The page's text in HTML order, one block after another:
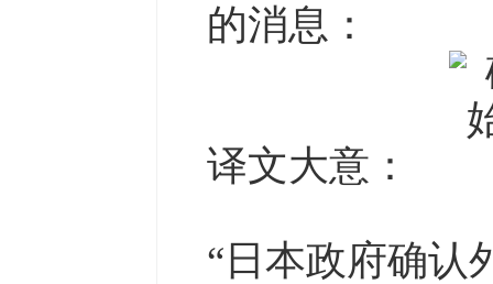
的消息：
译文大意：
“日本政府确认